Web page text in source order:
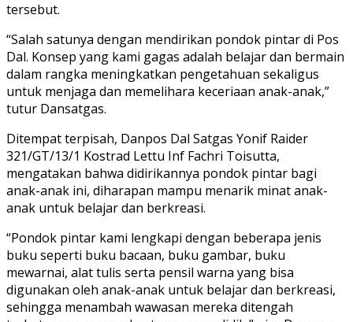
tersebut.
“Salah satunya dengan mendirikan pondok pintar di Pos
Dal. Konsep yang kami gagas adalah belajar dan bermain
dalam rangka meningkatkan pengetahuan sekaligus
untuk menjaga dan memelihara keceriaan anak-anak,”
tutur Dansatgas.
Ditempat terpisah, Danpos Dal Satgas Yonif Raider
321/GT/13/1 Kostrad Lettu Inf Fachri Toisutta,
mengatakan bahwa didirikannya pondok pintar bagi
anak-anak ini, diharapan mampu menarik minat anak-
anak untuk belajar dan berkreasi.
“Pondok pintar kami lengkapi dengan beberapa jenis
buku seperti buku bacaan, buku gambar, buku
mewarnai, alat tulis serta pensil warna yang bisa
digunakan oleh anak-anak untuk belajar dan berkreasi,
sehingga menambah wawasan mereka ditengah